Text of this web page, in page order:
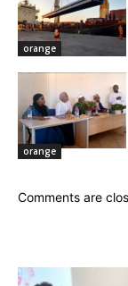
orange
orange
Comments are